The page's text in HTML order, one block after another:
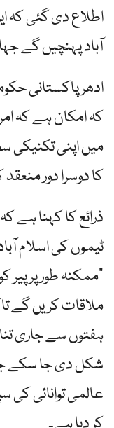
اطلاع دی گئی کہ
آباد پہنچیں گے
ادھر پاکستانی
کہ امکان ہے کہ
میں اپنی تکنیکی
کا دوسرا دور
ذرائع کا کہنا ہے
ٹیموں کی اسلام
"ممکنہ طور پر
ملاقات کریں گے
ہفتوں سے جاری
شکل دی جا سکے
عالمی توانائی کی